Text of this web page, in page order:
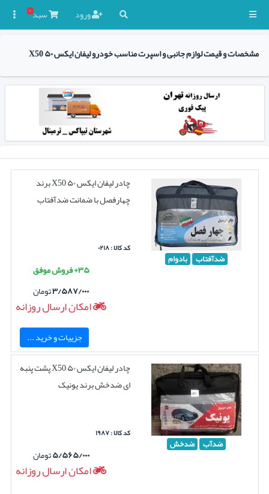
ورود سبد۰
مشخصات و قیمت لوازم جانبی و اسپرت مناسب خودرو لیفان ایکس ۵۰ X50
ضدآفتاب بادوام
چادر لیفان ایکس ۵۰ X50 برند
چهارفصل با ضمانت ضدآفتاب
کد کالا : ۰۲۱۸
۳۵+ فروش موفق
۳/۵۸۷/۰۰۰تومان
امکان ارسال روزانه
جزییات و خرید ...
ضدآب ضدخش
چادر لیفان ایکس ۵۰ X50 پشت پنبه
ای ضدخش برند یونیک
کد کالا : ۱۹۸۷
۵/۵۶۵/۰۰۰تومان
امکان ارسال روزانه